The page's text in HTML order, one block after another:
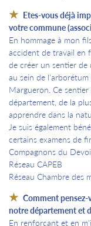
Etes-vous déjà
votre commune
En hommage à mon
accident de travail en
de créer un sentier
au sein de
Margueron. Ce
département, de la
apprendre dans la
Je suis également
certains examens de
Compagnons du
Réseau CAPEB
Réseau Chambre des
Comment
notre département et
En renforçant et en